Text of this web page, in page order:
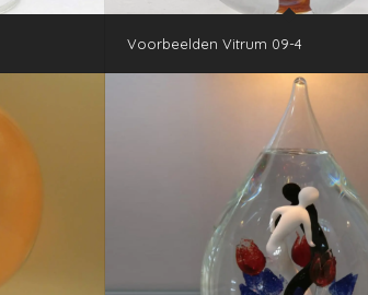
Voorbeelden Vitrum 09-4